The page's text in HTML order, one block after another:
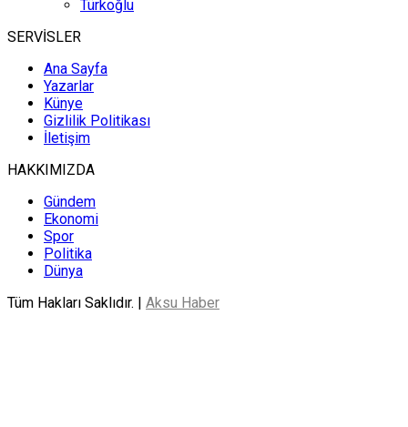
Türkoğlu
SERVİSLER
Ana Sayfa
Yazarlar
Künye
Gizlilik Politikası
İletişim
HAKKIMIZDA
Gündem
Ekonomi
Spor
Politika
Dünya
Tüm Hakları Saklıdır. | Aksu Haber